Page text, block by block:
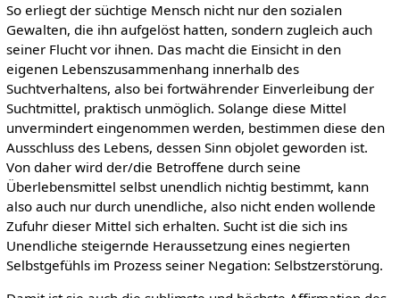
So erliegt der süchtige Mensch nicht nur den sozialen
Gewalten, die ihn aufgelöst hatten, sondern zugleich auch
seiner Flucht vor ihnen. Das macht die Einsicht in den
eigenen Lebenszusammenhang innerhalb des
Suchtverhaltens, also bei fortwährender Einverleibung der
Suchtmittel, praktisch unmöglich. Solange diese Mittel
unvermindert eingenommen werden, bestimmen diese den
Ausschluss des Lebens, dessen Sinn objolet geworden ist.
Von daher wird der/die Betroffene durch seine
Überlebensmittel selbst unendlich nichtig bestimmt, kann
also auch nur durch unendliche, also nicht enden wollende
Zufuhr dieser Mittel sich erhalten. Sucht ist die sich ins
Unendliche steigernde Heraussetzung eines negierten
Selbstgefühls im Prozess seiner Negation: Selbstzerstörung.